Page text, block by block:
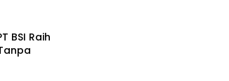
BSI Raih